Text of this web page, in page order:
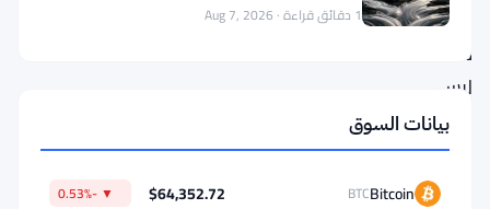
الترميز.
هذا
ليس
مجرد
وثيقة
روتينية
1 دقائق قراءة · Aug 7, 2026
بيانات السوق
Bitcoin
BTC
$64,352.72
▼ -0.53%